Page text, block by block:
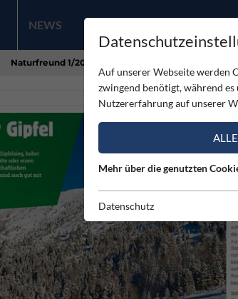
NEWS PRODUKTE
Naturfreund 1/2026
Auf unserer Webseite werden
zwingend benötigt, während
Nutzererfahrung auf unserer
Mehr über die genutzten
Datenschutz